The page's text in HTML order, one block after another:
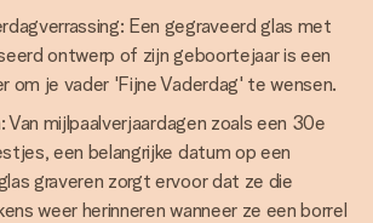
Een gegraveerd glas met
ontwerp of zijn geboortejaar is een
om je vader 'Fijne Vaderdag' te wensen.
Van mijlpaalverjaardagen zoals een 30e
een belangrijke datum op een
graveren zorgt ervoor dat ze die
weer herinneren wanneer ze een borrel